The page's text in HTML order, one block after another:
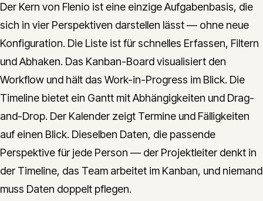
Der Kern von Flenio ist eine einzige Aufgabenbasis, die
sich in vier Perspektiven darstellen lässt — ohne neue
Konfiguration. Die Liste ist für schnelles Erfassen, Filtern
und Abhaken. Das Kanban-Board visualisiert den
Workflow und hält das Work-in-Progress im Blick. Die
Timeline bietet ein Gantt mit Abhängigkeiten und Drag-
and-Drop. Der Kalender zeigt Termine und Fälligkeiten
auf einen Blick. Dieselben Daten, die passende
Perspektive für jede Person — der Projektleiter denkt in
der Timeline, das Team arbeitet im Kanban, und niemand
muss Daten doppelt pflegen.